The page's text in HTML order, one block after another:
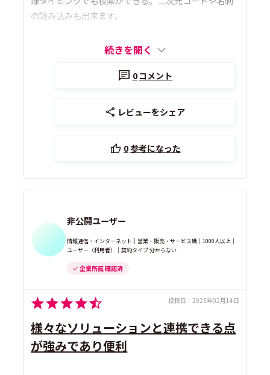
の読み込みも出来ます。
続きを開く
0コメント
レビューをシェア
0参考になった
非公開ユーザー
情報通信・インターネット｜営業・販売・サービス職｜1000人以上｜
ユーザー（利用者）｜契約タイプ 分からない
企業所属 確認済
投稿日： 2025年02月14日
様々なソリューションと連携できる点
が強みであり便利